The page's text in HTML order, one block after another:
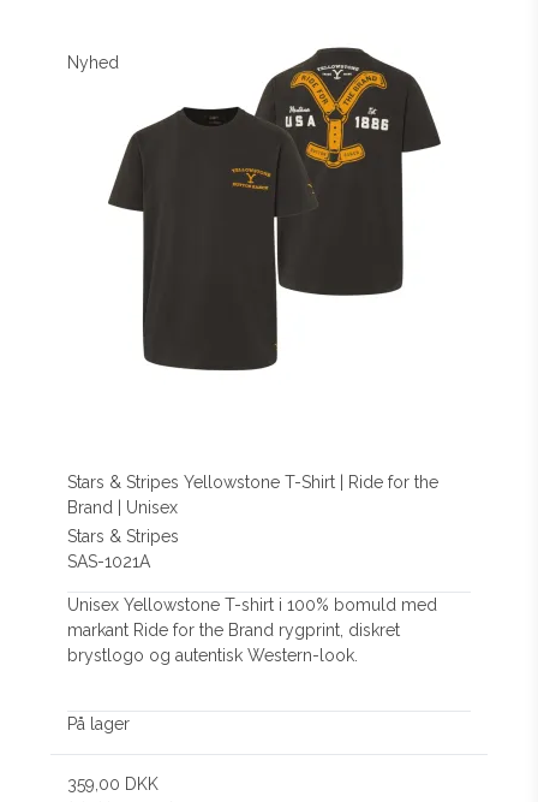
Nyhed
Stars & Stripes Yellowstone T-Shirt | Ride for the
Brand | Unisex
Stars & Stripes
SAS-1021A
Unisex Yellowstone T-shirt i 100% bomuld med
markant Ride for the Brand rygprint, diskret
brystlogo og autentisk Western-look.
På lager
359,00 DKK